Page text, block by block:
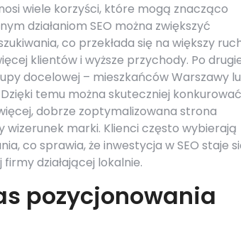
wiele korzyści, które mogą znacząco
działaniom SEO można zwiększyć
co przekłada się na większy
klientów i wyższe przychody. Po
docelowej – mieszkańców Warszawy
temu można skuteczniej
dobrze zoptymalizowana strona
marki. Klienci często wybierają
co sprawia, że inwestycja w SEO staje
działającej lokalnie.
pozycjonowania